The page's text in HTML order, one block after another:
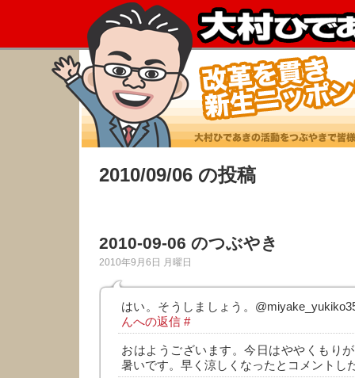
2010/09/06 の投稿
2010-09-06 のつぶやき
2010年9月6日 月曜日
はい。そうしましょう。
んへの返信 #
おはようございます。今日はややくもり
暑いです。早く涼しくなったとコメントし